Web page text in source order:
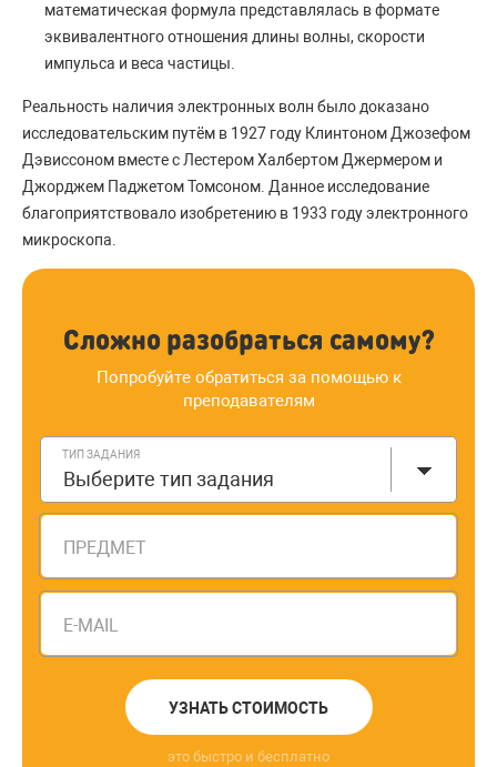
математическая формула представлялась в формате
эквивалентного отношения длины волны, скорости
импульса и веса частицы.
Реальность наличия электронных волн было доказано
исследовательским путём в 1927 году Клинтоном Джозефом
Дэвиссоном вместе с Лестером Халбертом Джермером и
Джорджем Паджетом Томсоном. Данное исследование
благоприятствовало изобретению в 1933 году электронного
микроскопа.
Сложно разобраться самому?
Попробуйте обратиться за помощью к
преподавателям
ТИП ЗАДАНИЯ
Выберите тип задания
ПРЕДМЕТ
E-MAIL
УЗНАТЬ СТОИМОСТЬ
это быстро и бесплатно